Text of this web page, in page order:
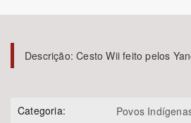
Tema
Subtema
Descrição:Cesto Wii feito pelos
Categoria:
Povos